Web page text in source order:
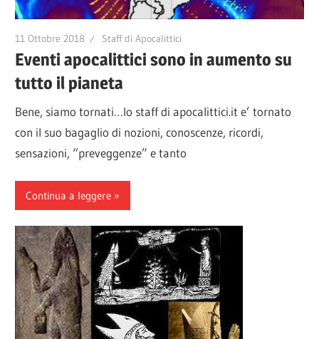
11 Ottobre 2018 Staff di Apocalittici
Eventi apocalittici sono in aumento su
tutto il pianeta
Bene, siamo tornati…lo staff di apocalittici.it e’ tornato
con il suo bagaglio di nozioni, conoscenze, ricordi,
sensazioni, “preveggenze” e tanto
Continua a leggere